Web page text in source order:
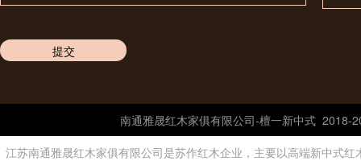
南通雅晟红木家俱有限公司-檀一新中式 2018-
江苏南通雅晟红木家俱有限公司是苏作红木企业，主要以高端新中式